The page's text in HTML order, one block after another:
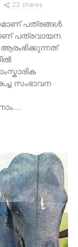
23 shares
പത്രങ്ങള്‍.
പത്രവായന.
സംഭാവന